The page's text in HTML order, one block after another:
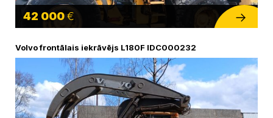
42 000€
Volvo frontālais iekrāvējs L180F IDC000232